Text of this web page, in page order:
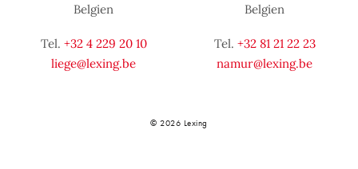
Belgien
Tel. +32 4 229 20 10
liege@lexing.be
Belgien
Tel. +32 81 21 22 23
namur@lexing.be
© 2026 Lexing